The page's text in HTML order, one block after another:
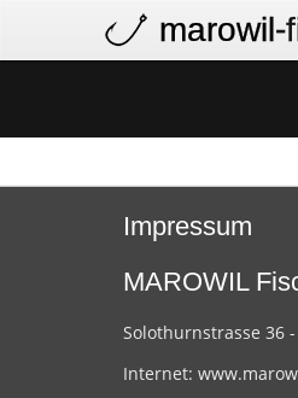
marowil-
Impressum
MAROWIL
Solothurnstrasse 36 -
Internet: